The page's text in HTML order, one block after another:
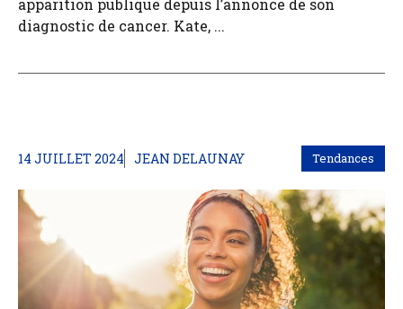
apparition publique depuis l’annonce de son
diagnostic de cancer. Kate, ...
14 JUILLET 2024 JEAN DELAUNAY Tendances